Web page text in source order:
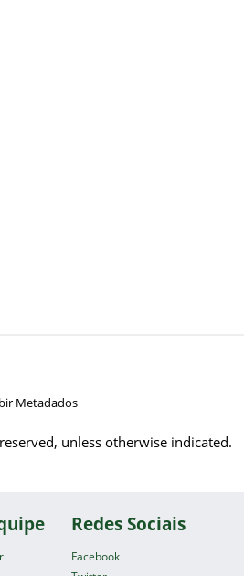
Metadados
unless otherwise indicated.
Redes Sociais
Facebook